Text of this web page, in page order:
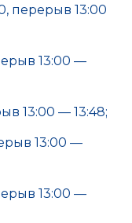
перерыв 13:00
13:00 —
13:00 — 13:48;
13:00 —
13:00 —